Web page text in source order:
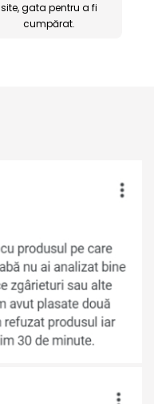
site, gata pentru a fi
cumpărat.